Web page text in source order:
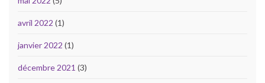
avril 2022 (1)
janvier 2022 (1)
décembre 2021 (3)